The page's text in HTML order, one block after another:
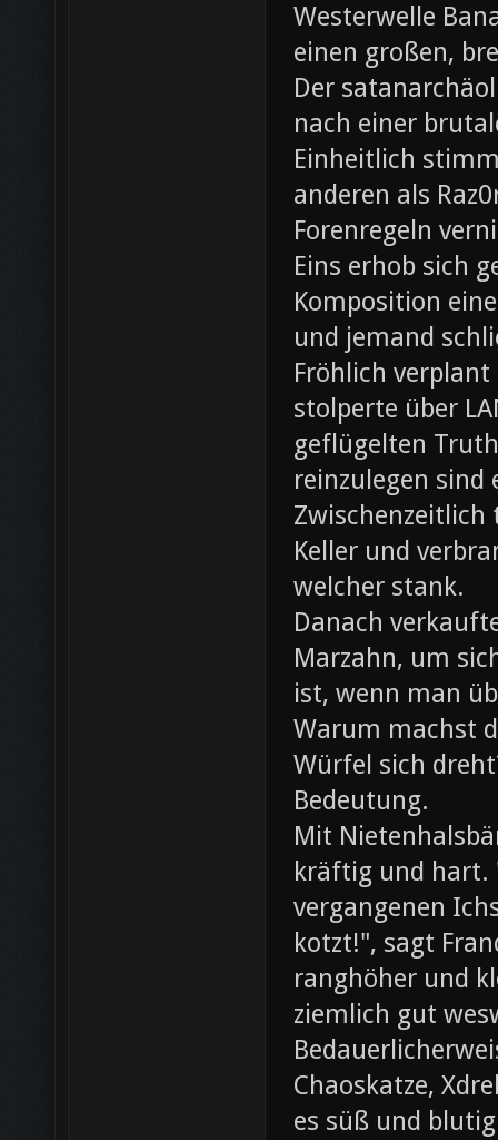
Westerwelle
einen großen,
Der
nach einer
Einheitlich
anderen als
Forenregeln
Eins erhob sich
Komposition
und jemand
Fröhlich
stolperte über
geflügelten
reinzulegen sind
Zwischenzeitlich
Keller und
welcher stank.
Danach
Marzahn, um
ist, wenn man
Warum machst
Würfel sich
Bedeutung.
Mit
kräftig und hart.
vergangenen
kotzt!", sagt
ranghöher und
ziemlich gut
Chaoskatze,
es süß und